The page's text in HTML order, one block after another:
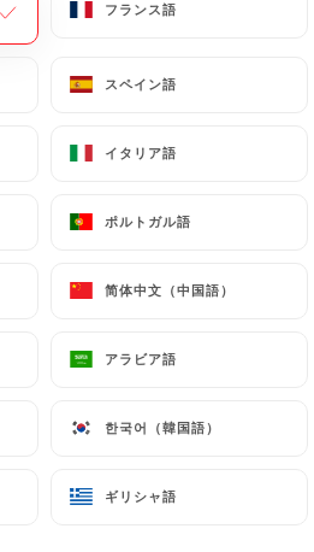
フランス語
スペイン語
イタリア語
ポルトガル語
简体中文（中国語）
アラビア語
한국어（韓国語）
ギリシャ語
Le King
フランス語
スペイン語
イタリア語
ポルトガル語
简体中文（中国語）
アラビア語
한국어（韓国語）
ギリシャ語